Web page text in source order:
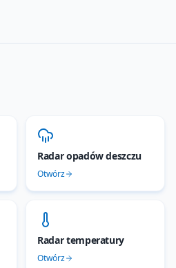
Radar opadów deszczu
Otwórz
Radar temperatury
Otwórz